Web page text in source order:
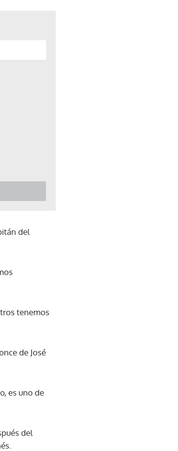
del
tenemos
de José
es uno de
del